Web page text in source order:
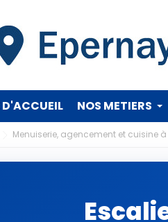
D'ACCUEIL NOS METIERS
Menuiserie, agencement et cuisine à